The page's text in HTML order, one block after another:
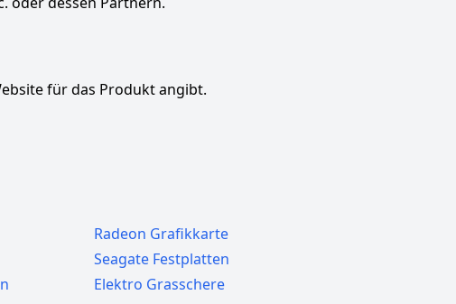
für das Produkt angibt.
Radeon Grafikkarte
Seagate Festplatten
Elektro Grasschere